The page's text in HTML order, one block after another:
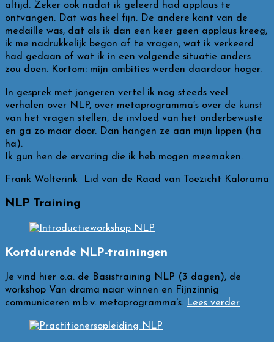
altijd. Zeker ook nadat ik geleerd had applaus te
ontvangen. Dat was heel fijn. De andere kant van de
medaille was, dat als ik dan een keer geen applaus kreeg,
ik me nadrukkelijk begon af te vragen, wat ik verkeerd
had gedaan of wat ik in een volgende situatie anders
zou doen. Kortom: mijn ambities werden daardoor hoger.
In gesprek met jongeren vertel ik nog steeds veel
verhalen over NLP, over metaprogramma’s over de kunst
van het vragen stellen, de invloed van het onderbewuste
en ga zo maar door. Dan hangen ze aan mijn lippen (ha
ha).
Ik gun hen de ervaring die ik heb mogen meemaken.
Frank Wolterink Lid van de Raad van Toezicht Kalorama
NLP Training
Kortdurende NLP-trainingen
Je vind hier o.a. de Basistraining NLP (3 dagen), de
workshop Van drama naar winnen en Fijnzinnig
communiceren m.b.v. metaprogramma's. Lees verder